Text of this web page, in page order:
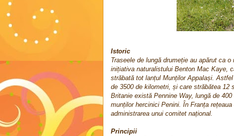
Istoric
Traseele de lungă drumeție au apărut ca
inițiativa naturalistului Benton Mac Kaye,
străbată tot lanțul Munților Appalași.
de 3500 de kilometri, și care străbătea 12
Britanie există Pennine Way, lungă de
munților hercinici Penini. În Franța
administrarea unui comitet național.
Principii